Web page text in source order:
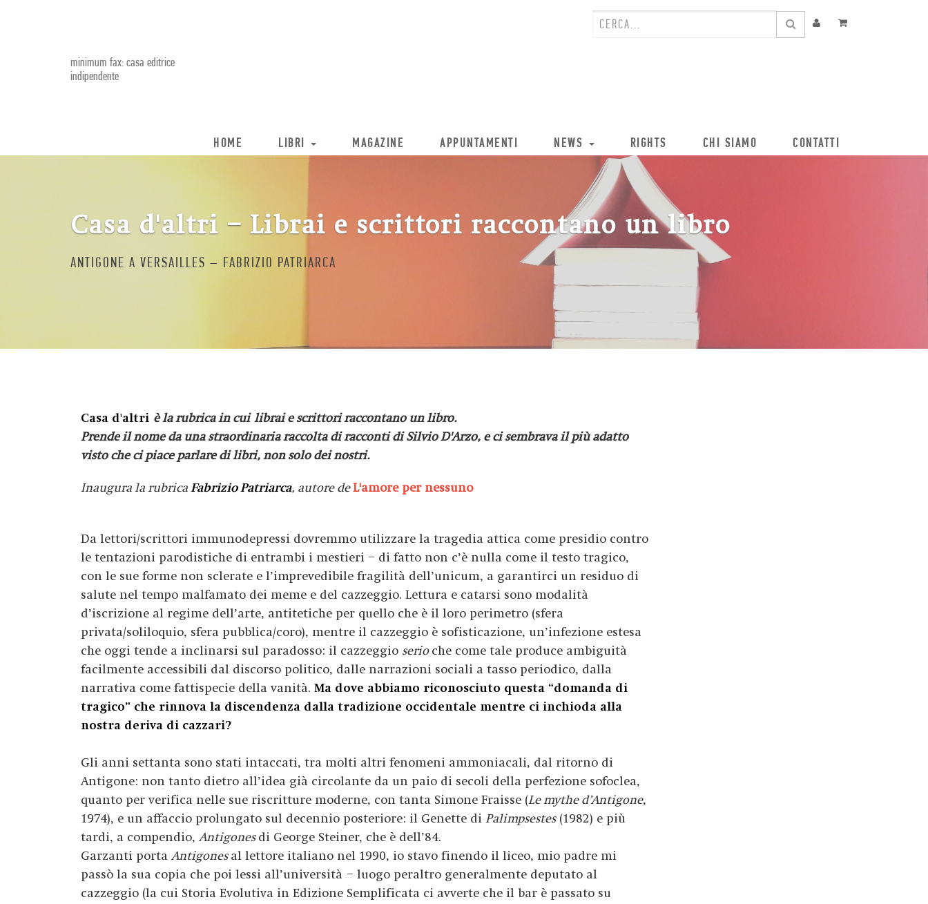
minimum fax: casa editrice
indipendente
HOME LIBRI MAGAZINE APPUNTAMENTI NEWS RIGHTS CHI SIAMO CONTATTI
Casa d'altri – Librai e scrittori raccontano un libro
ANTIGONE A VERSAILLES – FABRIZIO PATRIARCA
Casa d'altri è la rubrica in cui librai e scrittori raccontano un libro.
Prende il nome da una straordinaria raccolta di racconti di Silvio D'Arzo, e ci sembrava il più adatto
visto che ci piace parlare di libri, non solo dei nostri.
Inaugura la rubricaFabrizio Patriarca, autore deL'amore per nessuno
Da lettori/scrittori immunodepressi dovremmo utilizzare la tragedia attica come presidio contro
le tentazioni parodistiche di entrambi i mestieri – di fatto non c’è nulla come il testo tragico,
con le sue forme non sclerate e l’imprevedibile fragilità dell’unicum, a garantirci un residuo di
salute nel tempo malfamato dei meme e del cazzeggio. Lettura e catarsi sono modalità
d’iscrizione al regime dell’arte, antitetiche per quello che è il loro perimetro (sfera
privata/soliloquio, sfera pubblica/coro), mentre il cazzeggio è sofisticazione, un’infezione estesa
che oggi tende a inclinarsi sul paradosso: il cazzeggio serioche come tale produce ambiguità
facilmente accessibili dal discorso politico, dalle narrazioni sociali a tasso periodico, dalla
narrativa come fattispecie della vanità. Ma dove abbiamo riconosciuto questa “domanda di
tragico” che rinnova la discendenza dalla tradizione occidentale mentre ci inchioda alla
nostra deriva di cazzari?
Gli anni settanta sono stati intaccati, tra molti altri fenomeni ammoniacali, dal ritorno di
Antigone: non tanto dietro all’idea già circolante da un paio di secoli della perfezione sofoclea,
quanto per verifica nelle sue riscritture moderne, con tanta Simone Fraisse (Le mythe d’Antigone,
1974), e un affaccio prolungato sul decennio posteriore: il Genette di Palimpsestes(1982) e più
tardi, a compendio,Antigonesdi George Steiner, che è dell’84.
Garzanti portaAntigonesal lettore italiano nel 1990, io stavo finendo il liceo, mio padre mi
passò la sua copia che poi lessi all’università – luogo peraltro generalmente deputato al
cazzeggio (la cui Storia Evolutiva in Edizione Semplificata ci avverte che il bar è passato su